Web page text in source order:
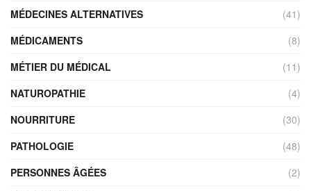
MÉDECINES ALTERNATIVES
(41)
MÉDICAMENTS
(8)
MÉTIER DU MÉDICAL
(11)
NATUROPATHIE
(4)
NOURRITURE
(30)
PATHOLOGIE
(48)
PERSONNES ÂGÉES
(2)